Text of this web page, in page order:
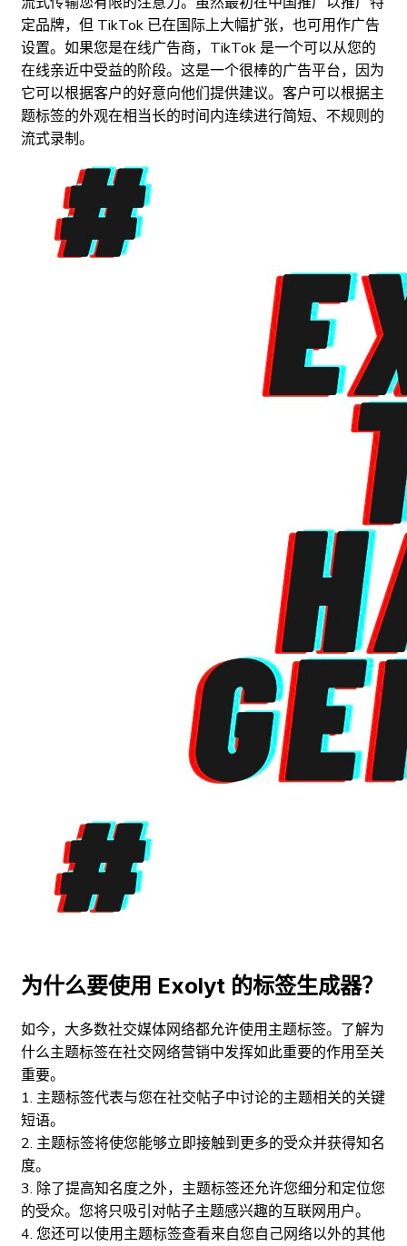
定品牌，但 TikTok 已在国际上大幅扩张，也可用作广告
设置。如果您是在线广告商，TikTok 是一个可以从您的
在线亲近中受益的阶段。这是一个很棒的广告平台，因为
它可以根据客户的好意向他们提供建议。客户可以根据主
题标签的外观在相当长的时间内连续进行简短、不规则的
流式录制。
为什么要使用 Exolyt 的标签生成器？
如今，大多数社交媒体网络都允许使用主题标签。了解为
什么主题标签在社交网络营销中发挥如此重要的作用至关
重要。
1. 主题标签代表与您在社交帖子中讨论的主题相关的关键
短语。
2. 主题标签将使您能够立即接触到更多的受众并获得知名
度。
3. 除了提高知名度之外，主题标签还允许您细分和定位您
的受众。您将只吸引对帖子主题感兴趣的互联网用户。
4. 您还可以使用主题标签查看来自您自己网络以外的其他